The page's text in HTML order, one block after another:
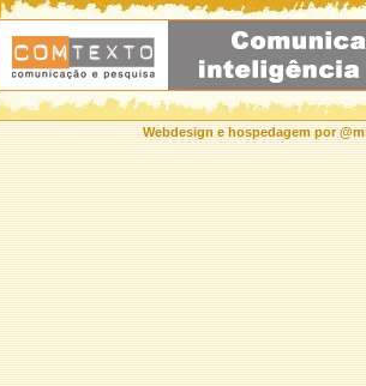
Webdesign e hospedagem por